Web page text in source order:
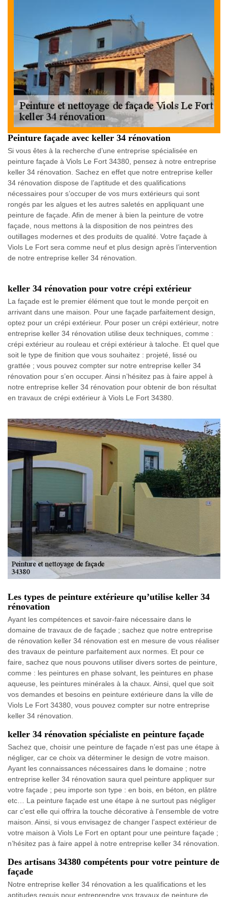
Peinture façade avec keller 34 rénovation
Si vous êtes à la recherche d’une entreprise spécialisée en
peinture façade à Viols Le Fort 34380, pensez à notre entreprise
keller 34 rénovation. Sachez en effet que notre entreprise keller
34 rénovation dispose de l’aptitude et des qualifications
nécessaires pour s’occuper de vos murs extérieurs qui sont
rongés par les algues et les autres saletés en appliquant une
peinture de façade. Afin de mener à bien la peinture de votre
façade, nous mettons à la disposition de nos peintres des
outillages modernes et des produits de qualité. Votre façade à
Viols Le Fort sera comme neuf et plus design après l’intervention
de notre entreprise keller 34 rénovation.
keller 34 rénovation pour votre crépi extérieur
La façade est le premier élément que tout le monde perçoit en
arrivant dans une maison. Pour une façade parfaitement design,
optez pour un crépi extérieur. Pour poser un crépi extérieur, notre
entreprise keller 34 rénovation utilise deux techniques, comme :
crépi extérieur au rouleau et crépi extérieur à taloche. Et quel que
soit le type de finition que vous souhaitez : projeté, lissé ou
grattée ; vous pouvez compter sur notre entreprise keller 34
rénovation pour s’en occuper. Ainsi n’hésitez pas à faire appel à
notre entreprise keller 34 rénovation pour obtenir de bon résultat
en travaux de crépi extérieur à Viols Le Fort 34380.
Les types de peinture extérieure qu’utilise keller 34
rénovation
Ayant les compétences et savoir-faire nécessaire dans le
domaine de travaux de de façade ; sachez que notre entreprise
de rénovation keller 34 rénovation est en mesure de vous réaliser
des travaux de peinture parfaitement aux normes. Et pour ce
faire, sachez que nous pouvons utiliser divers sortes de peinture,
comme : les peintures en phase solvant, les peintures en phase
aqueuse, les peintures minérales à la chaux. Ainsi, quel que soit
vos demandes et besoins en peinture extérieure dans la ville de
Viols Le Fort 34380, vous pouvez compter sur notre entreprise
keller 34 rénovation.
keller 34 rénovation spécialiste en peinture façade
Sachez que, choisir une peinture de façade n’est pas une étape à
négliger, car ce choix va déterminer le design de votre maison.
Ayant les connaissances nécessaires dans le domaine ; notre
entreprise keller 34 rénovation saura quel peinture appliquer sur
votre façade ; peu importe son type : en bois, en béton, en plâtre
etc… La peinture façade est une étape à ne surtout pas négliger
car c'est elle qui offrira la touche décorative à l'ensemble de votre
maison. Ainsi, si vous envisagez de changer l’aspect extérieur de
votre maison à Viols Le Fort en optant pour une peinture façade ;
n’hésitez pas à faire appel à notre entreprise keller 34 rénovation.
Des artisans 34380 compétents pour votre peinture de
façade
Notre entreprise keller 34 rénovation a les qualifications et les
aptitudes requis pour entreprendre vos travaux de peinture de